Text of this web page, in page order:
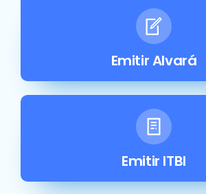
Emitir Alvará
Emitir ITBI